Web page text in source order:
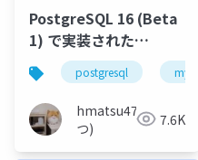
PostgreSQL 16 (Beta
1) で実装された
SQL_2023 標準の関数
ANY_VALUE() って何
者？
postgresql mysql
hmatsu47(ま
つ)
7.6K